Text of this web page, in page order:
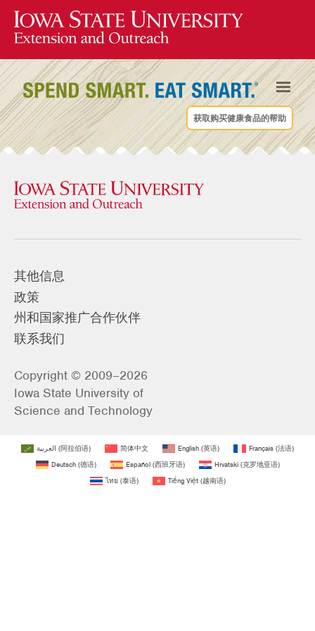
获取购买健康食品的帮助
其他信息
政策
州和国家推广合作伙伴
联系我们
Copyright © 2009–2026
Iowa State University of
Science and Technology
العربية (阿拉伯语) 简体中文 English (英语) Français (法语)
Deutsch(德语) Español(西班牙语) Hrvatski(克罗地亚语)
ไทย (泰语) Tiếng Việt(越南语)